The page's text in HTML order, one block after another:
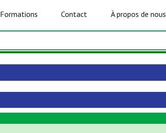
Formations Contact À propos de nous